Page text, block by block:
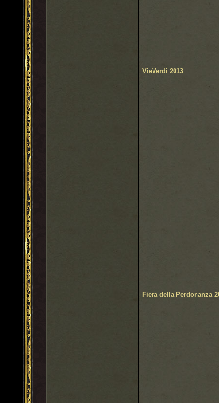
VieVerdi 2013
Fiera della Perdonanza